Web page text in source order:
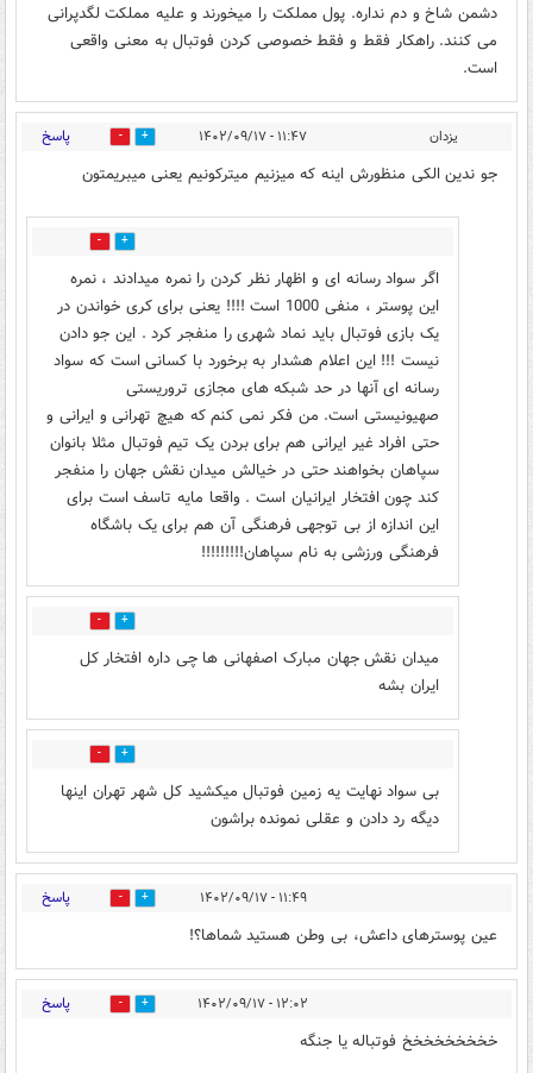
دشمن شاخ و دم نداره. پول مملکت را میخورند و علیه مملکت لگدپرانی
می کنند. راهکار فقط و فقط خصوصی کردن فوتبال به معنی واقعی
است.
یزدان ۱۱:۴۷ - ۱۴۰۲/۰۹/۱۷ 7 پاسخ
جو ندین الکی منظورش اینه که میزنیم میترکونیم یعنی میبریمتون
12
اگر سواد رسانه ای و اظهار نظر کردن را نمره میدادند ، نمره
این پوستر ، منفی 1000 است !!!! یعنی برای کری خواندن در
یک بازی فوتبال باید نماد شهری را منفجر کرد . این جو دادن
نیست !!! این اعلام هشدار به برخورد با کسانی است که سواد
رسانه ای آنها در حد شبکه های مجازی تروریستی
صهیونیستی است. من فکر نمی کنم که هیچ تهرانی و ایرانی و
حتی افراد غیر ایرانی هم برای بردن یک تیم فوتبال مثلا بانوان
سپاهان بخواهند حتی در خیالش میدان نقش جهان را منفجر
کند چون افتخار ایرانیان است . واقعا مایه تاسف است برای
این اندازه از بی توجهی فرهنگی آن هم برای یک باشگاه
فرهنگی ورزشی به نام سپاهان!!!!!!!!!
0
میدان نقش جهان مبارک اصفهانی ها چی داره افتخار کل
ایران بشه
4
بی سواد نهایت یه زمین فوتبال میکشید کل شهر تهران اینها
دیگه رد دادن و عقلی نمونده براشون
۱۱:۴۹ - ۱۴۰۲/۰۹/۱۷ 22 پاسخ
عین پوسترهای داعش، بی وطن هستید شماها؟!
۱۲:۰۲ - ۱۴۰۲/۰۹/۱۷ 2 پاسخ
خخخخخخخخخ فوتباله یا جنگه